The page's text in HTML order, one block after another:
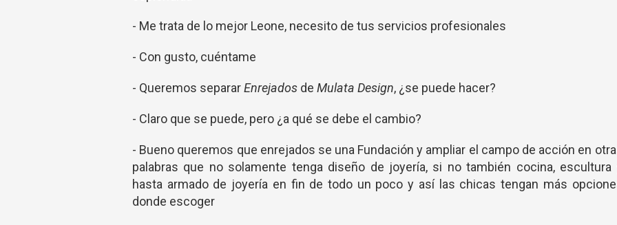
- Me trata de lo mejor Leone, necesito de tus servicios profesionales
- Con gusto, cuéntame
- Queremos separarEnrejados de Mulata Design, ¿se puede hacer?
- Claro que se puede, pero ¿a qué se debe el cambio?
- Bueno queremos que enrejados se una Fundación y ampliar el campo de acción en
palabras que no solamente tenga diseño de joyería, si no también cocina, escultura
hasta armado de joyería en fin de todo un poco y así las chicas tengan más
donde escoger